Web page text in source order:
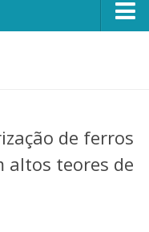
CONTATO
de ferros
altos teores de